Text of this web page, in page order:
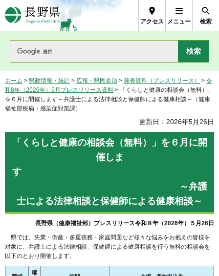
長野県Nagano Prefecture
アクセス メニュー 検索
ホーム > 県政情報・統計 > 広報・県民参加 > 発表資料（プレスリリース） > 令
和8年（2026年）5月プレスリリース資料 > 「くらしと健康の相談会（無料）」
を６月に開催します～弁護士による法律相談と保健師による健康相談～（健康
福祉部疾病・感染症対策課）
更新日：2026年5月26日
「くらしと健康の相談会（無料）」を６月に開
催しま
す
～弁護
士による法律相談と保健師による健康相談～
長野県（健康福祉部）プレスリリース令和８年（2026年）５月26日
県では、失業・倒産・多重債務・家庭問題など様々な悩みをお抱えの皆様を
対象に、弁護士による法律相談、保健師による健康相談を行う無料の相談会を
以下のとおり開催します。
曜